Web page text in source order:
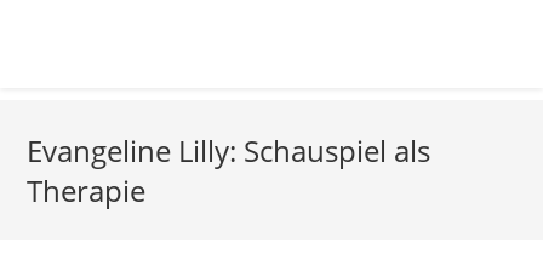
Evangeline Lilly: Schauspiel als
Therapie